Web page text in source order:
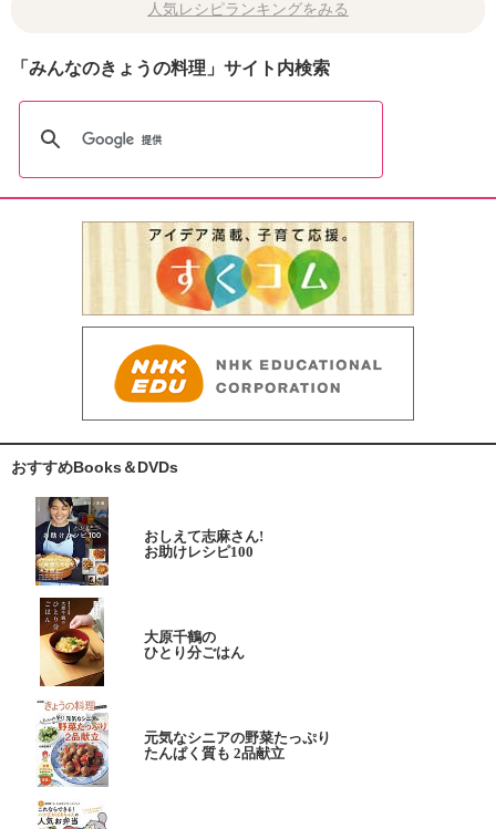
人気レシピランキングをみる
「みんなのきょうの料理」サイト内検索
おすすめBooks＆DVDs
おしえて志麻さん!
お助けレシピ100
大原千鶴の
ひとり分ごはん
元気なシニアの野菜たっぷり
たんぱく質も 2品献立